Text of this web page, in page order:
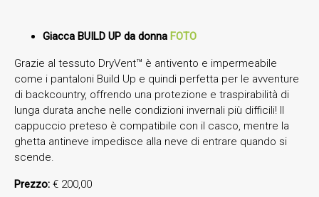
Giacca BUILD UP da donna FOTO
Grazie al tessuto DryVent™ è antivento e impermeabile
come i pantaloni Build Up e quindi perfetta per le avventure
di backcountry, offrendo una protezione e traspirabilità di
lunga durata anche nelle condizioni invernali più difficili! Il
cappuccio preteso è compatibile con il casco, mentre la
ghetta antineve impedisce alla neve di entrare quando si
scende.
Prezzo: € 200,00